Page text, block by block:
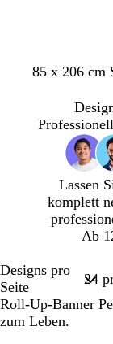
H
G
b
H
85 x 206 cm
Lassen
komplett
Ab
Designs pro
Seite
Roll-Up-Banner
zum Leben.